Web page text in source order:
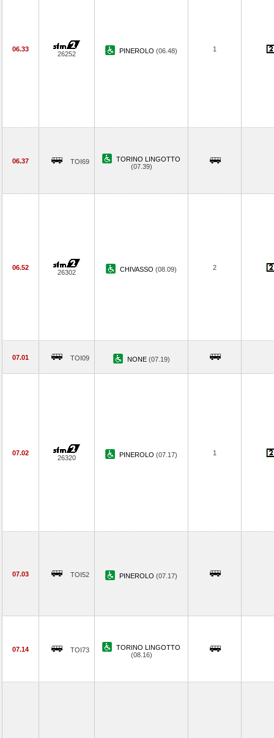
06.33
26252 PINEROLO (06.48) 1
06.37 TOI69
TORINO LINGOTTO
(07.39)
06.52
26302 CHIVASSO (08.09) 2
07.01 TOI09 NONE (07.19)
07.02
26320 PINEROLO (07.17) 1
07.03 TOI52 PINEROLO (07.17)
07.14 TOI73
TORINO LINGOTTO
(08.16)